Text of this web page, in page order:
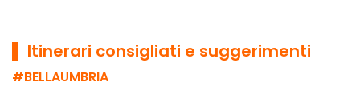
▌ Itinerari consigliati e suggerimenti
#BELLAUMBRIA